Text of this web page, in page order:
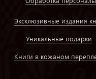
Эксклюзивные издания
Уникальные подарки
Книги в кожаном